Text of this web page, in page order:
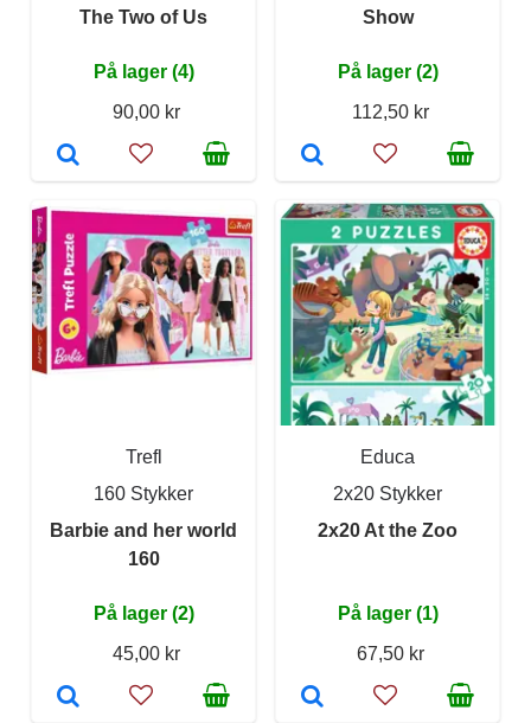
The Two of Us
På lager (4)
90,00 kr
Show
På lager (2)
112,50 kr
Trefl
160 Stykker
Barbie and her world
160
På lager (2)
45,00 kr
Educa
2x20 Stykker
2x20 At the Zoo
På lager (1)
67,50 kr